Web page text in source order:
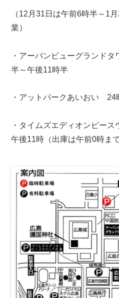
（12月31日は午前6時半～1
業）
・アーバンビューグランド
半～午後11時半
・アットパークあいおい 24
・タイムズエディオンピー
午後11時（出庫は午前0時まで